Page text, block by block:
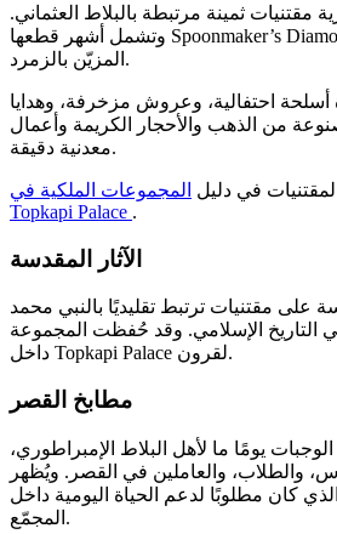
مقتنيات ثمينة مرتبطة بالبلاط العثماني.
وتشمل أشهر قطعها Spoonmaker’s Diamond و Topkapi Dagger
المزيّن بالزمرد.
أسلحة احتفالية، وعروش مزخرفة، وهدايا
من الذهب والأحجار الكريمة وأعمال
معدنية دقيقة.
في دليل المجموعات الملكية في
Topkapi Palace .
الآثار المقدسة
على مقتنيات ترتبط تقليديًا بالنبي محمد
الإسلامي. وقد حُفظت المجموعة
داخل Topkapi Palace لقرون.
مطابخ القصر
يومًا ما لأهل البلاط الإمبراطوري،
والطلاب، والعاملين في القصر. ويُظهر
كان مطلوبًا لدعم الحياة اليومية داخل
المجمّع.